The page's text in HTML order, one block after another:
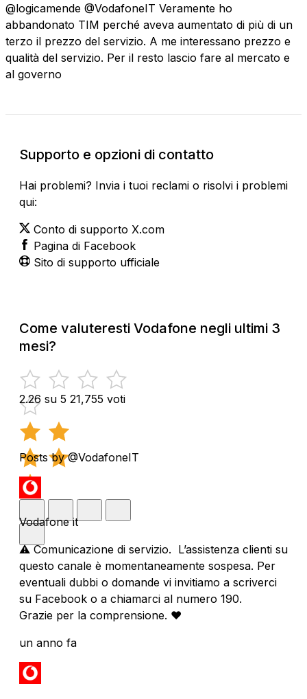
@logicamende @VodafoneIT Veramente ho
abbandonato TIM perché aveva aumentato di più di un
terzo il prezzo del servizio. A me interessano prezzo e
qualità del servizio. Per il resto lascio fare al mercato e
al governo
Supporto e opzioni di contatto
Hai problemi? Invia i tuoi reclami o risolvi i problemi
qui:
Conto di supporto X.com
Pagina di Facebook
Sito di supporto ufficiale
Come valuteresti Vodafone negli ultimi 3
mesi?
2.26 su 5 21,755 voti
Posts by @VodafoneIT
Vodafone it
⚠️ Comunicazione di servizio. L’assistenza clienti su
questo canale è momentaneamente sospesa. Per
eventuali dubbi o domande vi invitiamo a scriverci
su Facebook o a chiamarci al numero 190.
Grazie per la comprensione. ❤️
un anno fa